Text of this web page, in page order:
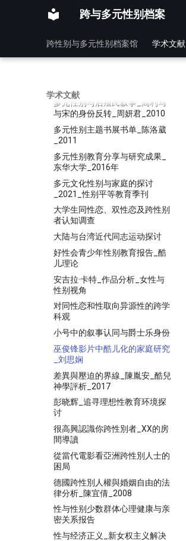
跨与多元性别档案
跨性别与多元性别档案馆 学术文献
学术文献
后人类时代的非自然叙事与边界
消弭_思想战线_舒凌鸿_2018
在社工教育納入多元性別社群議
題：態度、知識、服務或行動策
略
多元性别与后殖民叙事_高利马
与宋的身份反转_周妍君_2010
多元性别主题书展书单_陈洛葳
_2011
多元性别教育分享与研究成果_
东华大学_2016年
多元文化性别与家庭的探讨
_2021_性别平等教育季刊
大学生同性恋、双性恋及跨性别
者认知调查
大陆与台湾近代同志运动探讨
好性会青少年性别教育报告_酷
儿理论
安吉拉·卡特_作品分析_女性与
性别视角
对同性恋和性取向异源性的跨学
科观
小号中的叙事认同与爵士乐身份
巫俊锋影片中酷儿化的家庭研究
_刘思娴
差異與壓迫的界線_陳胤安_酷兒
神學評析_2017
彭晓辉_追寻理想性教育环境探
讨
很高興認識你跨性別者_XX的房
間導讀
從當代電影看亞洲跨性別人士的
困局
德國跨性別人權與婚姻自由的法
律分析_陳宜倩_2008
性与性别少数群体心理健康与亲
密关系报告
性与经济正义_新女权主义解决